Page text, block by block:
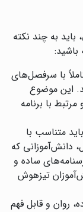
، باید به چند نکته
باشید:
با سرفصل‌های
این موضوع
با برنامه
متناسب با
دانش‌آموزانی که
ساده و
تیزهوش
روان و قابل فهم